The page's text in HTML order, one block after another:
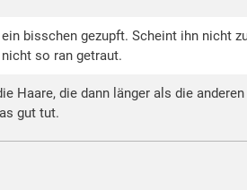
bisschen gezupft. Scheint ihn nicht
so ran getraut.
Haare, die dann länger als die
gut tut.